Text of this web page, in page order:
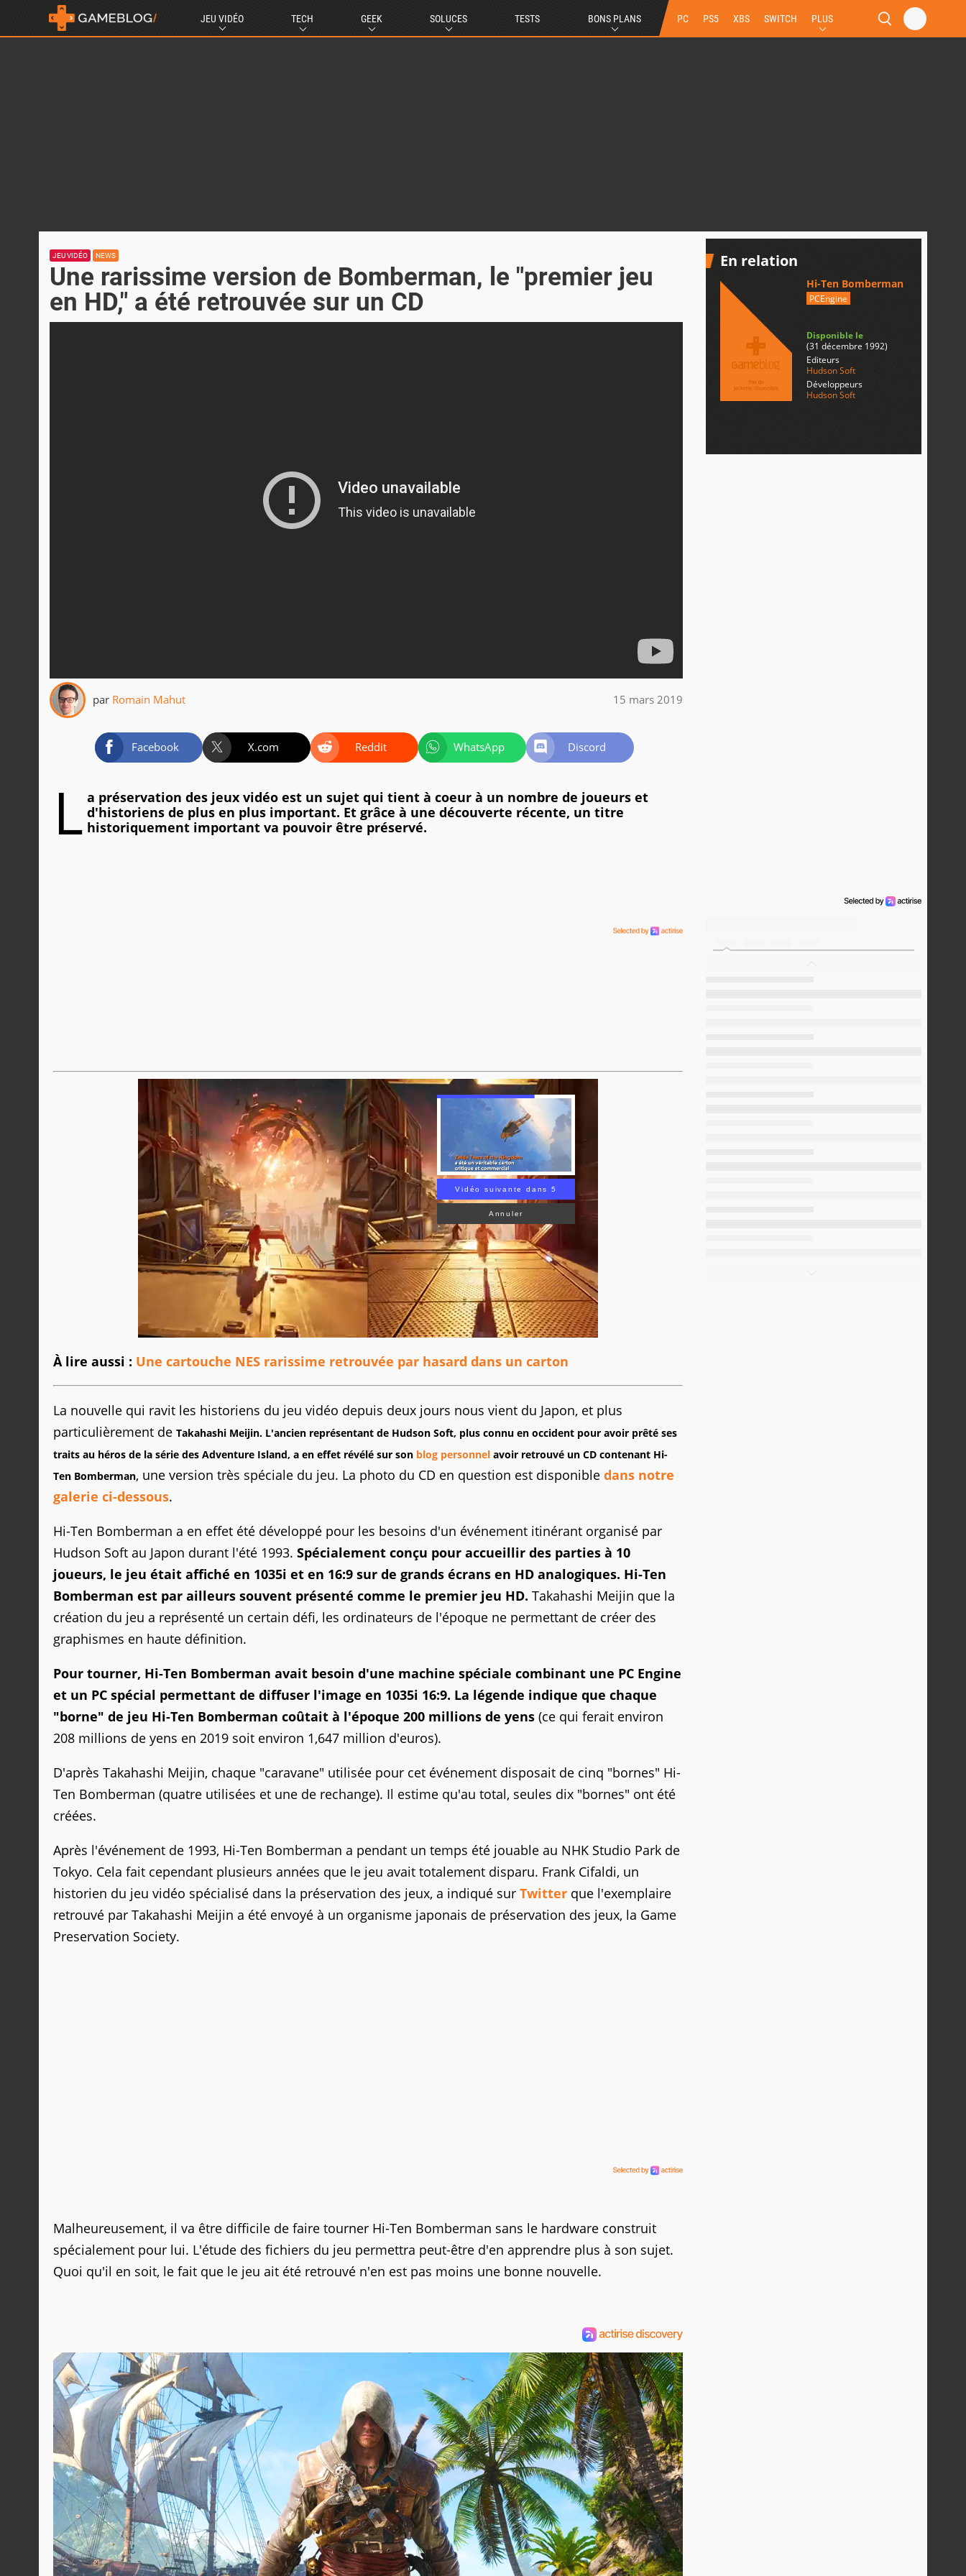
JEU VIDÉO TECH GEEK SOLUCES TESTS BONS PLANS PC PS5 XBS SWITCH PLUS
JEU VIDÉO NEWS
Une rarissime version de Bomberman, le "premier jeu
en HD," a été retrouvée sur un CD
par Romain Mahut 15 mars 2019
Facebook X.com Reddit WhatsApp Discord
L a préservation des jeux vidéo est un sujet qui tient à coeur à un nombre de joueurs et
d'historiens de plus en plus important. Et grâce à une découverte récente, un titre
historiquement important va pouvoir être préservé.
Vidéo suivante dans 3
Annuler
À lire aussi : Une cartouche NES rarissime retrouvée par hasard dans un carton
La nouvelle qui ravit les historiens du jeu vidéo depuis deux jours nous vient du Japon, et plus
particulièrement de Takahashi Meijin. L'ancien représentant de Hudson Soft, plus connu en occident pour avoir prêté ses
traits au héros de la série des Adventure Island, a en effet révélé sur son blog personnel avoir retrouvé un CD contenant Hi-
Ten Bomberman, une version très spéciale du jeu. La photo du CD en question est disponible dans notre
galerie ci-dessous.
Hi-Ten Bomberman a en effet été développé pour les besoins d'un événement itinérant organisé par
Hudson Soft au Japon durant l'été 1993. Spécialement conçu pour accueillir des parties à 10
joueurs, le jeu était affiché en 1035i et en 16:9 sur de grands écrans en HD analogiques. Hi-Ten
Bomberman est par ailleurs souvent présenté comme le premier jeu HD. Takahashi Meijin que la
création du jeu a représenté un certain défi, les ordinateurs de l'époque ne permettant de créer des
graphismes en haute définition.
Pour tourner, Hi-Ten Bomberman avait besoin d'une machine spéciale combinant une PC Engine
et un PC spécial permettant de diffuser l'image en 1035i 16:9. La légende indique que chaque
"borne" de jeu Hi-Ten Bomberman coûtait à l'époque 200 millions de yens (ce qui ferait environ
208 millions de yens en 2019 soit environ 1,647 million d'euros).
D'après Takahashi Meijin, chaque "caravane" utilisée pour cet événement disposait de cinq "bornes" Hi-
Ten Bomberman (quatre utilisées et une de rechange). Il estime qu'au total, seules dix "bornes" ont été
créées.
Après l'événement de 1993, Hi-Ten Bomberman a pendant un temps été jouable au NHK Studio Park de
Tokyo. Cela fait cependant plusieurs années que le jeu avait totalement disparu. Frank Cifaldi, un
historien du jeu vidéo spécialisé dans la préservation des jeux, a indiqué sur Twitter que l'exemplaire
retrouvé par Takahashi Meijin a été envoyé à un organisme japonais de préservation des jeux, la Game
Preservation Society.
Malheureusement, il va être difficile de faire tourner Hi-Ten Bomberman sans le hardware construit
spécialement pour lui. L'étude des fichiers du jeu permettra peut-être d'en apprendre plus à son sujet.
Quoi qu'il en soit, le fait que le jeu ait été retrouvé n'en est pas moins une bonne nouvelle.
En relation
Hi-Ten Bomberman
PCEngine
Disponible le
(31 décembre 1992)
Editeurs
Hudson Soft
Développeurs
Hudson Soft